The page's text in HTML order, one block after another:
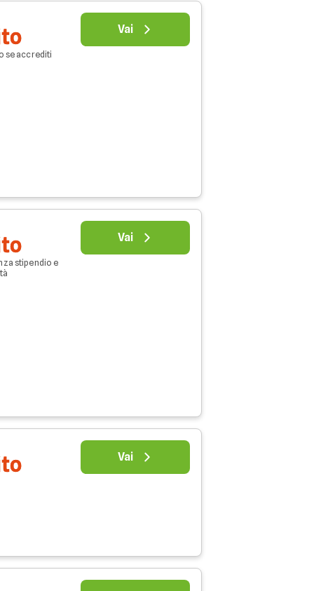
se accrediti
Vai
stipendio e
Vai
Vai